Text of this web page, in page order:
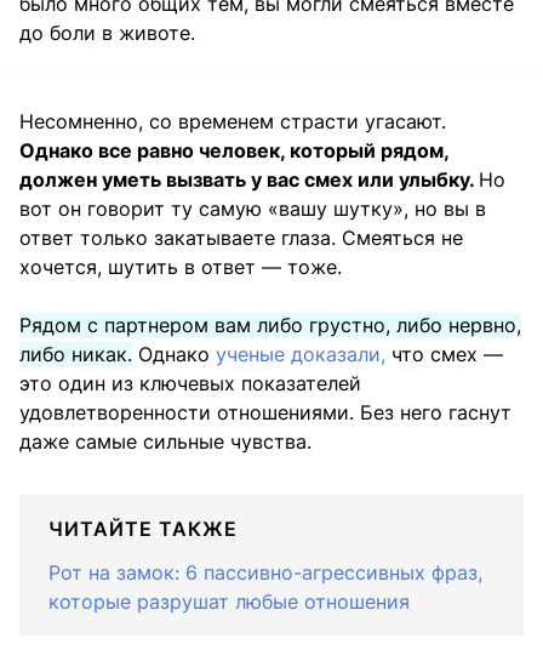
до боли в животе.
Несомненно, со временем страсти угасают.
Однако все равно человек, который рядом,
должен уметь вызвать у вас смех или улыбку. Но
вот он говорит ту самую «вашу шутку», но вы в
ответ только закатываете глаза. Смеяться не
хочется, шутить в ответ — тоже.
Рядом с партнером вам либо грустно, либо нервно,
либо никак. Однако ученые доказали, что смех —
это один из ключевых показателей
удовлетворенности отношениями. Без него гаснут
даже самые сильные чувства.
ЧИТАЙТЕ ТАКЖЕ
Рот на замок: 6 пассивно-агрессивных фраз,
которые разрушат любые отношения